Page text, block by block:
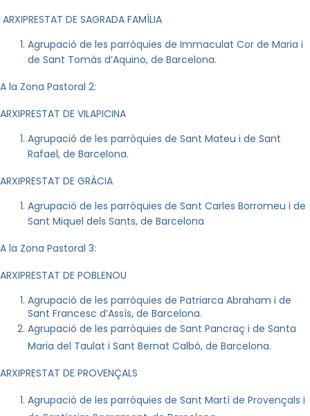
ARXIPRESTAT DE SAGRADA FAMÍLIA
Agrupació de les parròquies de Immaculat Cor de Maria i
de Sant Tomàs d’Aquino, de Barcelona.
A la Zona Pastoral 2:
ARXIPRESTAT DE VILAPICINA
Agrupació de les parròquies de Sant Mateu i de Sant
Rafael, de Barcelona.
ARXIPRESTAT DE GRÀCIA
Agrupació de les parròquies de Sant Carles Borromeu i de
Sant Miquel dels Sants, de Barcelona
A la Zona Pastoral 3:
ARXIPRESTAT DE POBLENOU
Agrupació de les parròquies de Patriarca Abraham i de
Sant Francesc d’Assís, de Barcelona.
Agrupació de les parròquies de Sant Pancraç i de Santa
Maria del Taulat i Sant Bernat Calbó, de Barcelona.
ARXIPRESTAT DE PROVENÇALS
Agrupació de les parròquies de Sant Martí de Provençals i